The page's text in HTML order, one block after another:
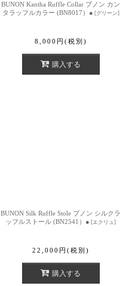
BUNON Kantha Ruffle Collar ブノン カン
タラッフルカラー (BN8017）● [グリーン]
8,000 円 (税別)
購入する
BUNON Silk Ruffle Stole ブノン シルクラ
ッフルストール (BN2541）● [エクリュ]
22,000 円 (税別)
購入する